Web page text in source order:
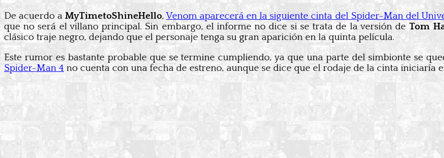
De acuerdo aMyTimetoShineHello,Venom aparecerá en la siguiente cinta del Spider-Man del
que no será el villano principal. Sin embargo, el informe no dice si se trata de la versión de Tom
clásico traje negro, dejando que el personaje tenga su gran aparición en la quinta película.
Este rumor es bastante probable que se termine cumpliendo, ya que una parte del simbionte se
Spider-Man 4 no cuenta con una fecha de estreno, aunque se dice que el rodaje de la cinta iniciaría